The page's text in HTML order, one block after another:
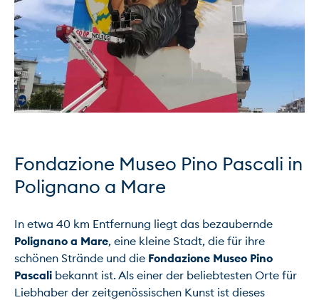
Fondazione Museo Pino Pascali in
Polignano a Mare
Polignano a Mare, eine kleine Stadt, die für ihre
schönen Strände und die Fondazione Museo Pino
Pascali bekannt ist. Als einer der beliebtesten Orte für
Liebhaber der zeitgenössischen Kunst ist dieses